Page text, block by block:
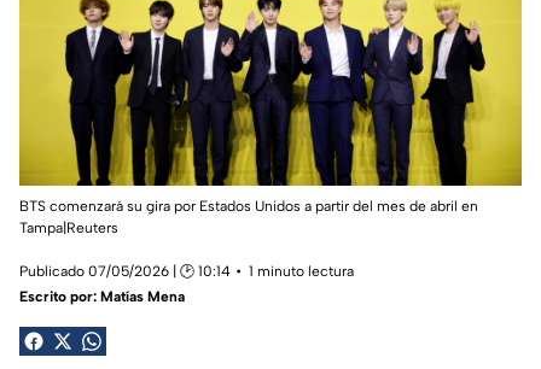
BTS comenzará su gira por Estados Unidos a partir del mes de abril en
Tampa|Reuters
Publicado 07/05/2026 | 🕑 10:14
1 minuto lectura
Escrito por: Matías Mena